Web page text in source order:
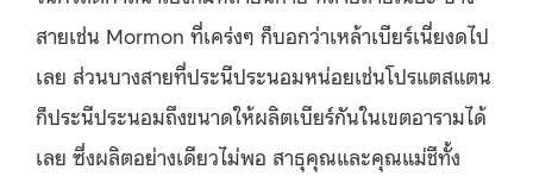
สายเช่น Mormon ที่เคร่งๆ ก็บอกว่าเหล้าเบียร์เนี่ยงดไป
เลย ส่วนบางสายที่ประนีประนอมหน่อยเช่นโปรแตสแตน
ก็ประนีประนอมถึงขนาดให้ผลิตเบียร์กันในเขตอารามได้
เลย ซึ่งผลิตอย่างเดียวไม่พอ สาธุคุณและคุณแม่ชีทั้ง